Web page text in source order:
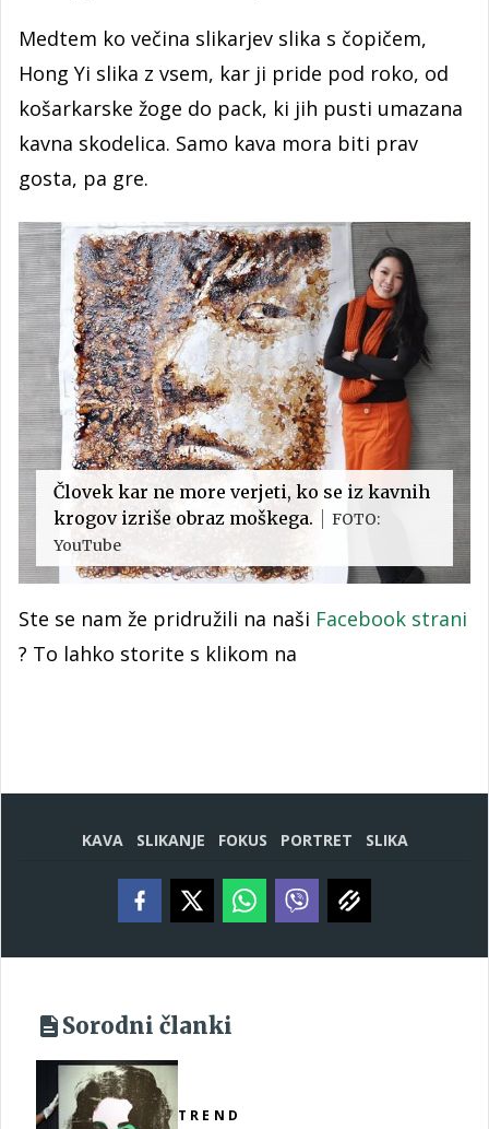
Medtem ko večina slikarjev slika s čopičem,
Hong Yi slika z vsem, kar ji pride pod roko, od
košarkarske žoge do pack, ki jih pusti umazana
kavna skodelica. Samo kava mora biti prav
gosta, pa gre.
Človek kar ne more verjeti, ko se iz kavnih
krogov izriše obraz moškega.
FOTO:
YouTube
Ste se nam že pridružili na naši Facebook strani
? To lahko storite s klikom na
KAVA SLIKANJE FOKUS PORTRET SLIKA
Sorodni članki
TREND